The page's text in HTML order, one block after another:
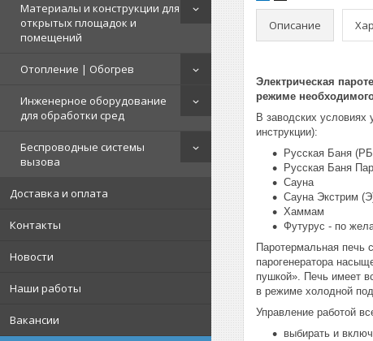
Материалы и конструкции для
открытых площадок и
помещений
Отопление | Обогрев
Инженерное оборудование
для обработки сред
Беспроводные системы
вызова
Доставка и оплата
Контакты
Новости
Наши работы
Вакансии
Описание
Электрическая
режиме
В заводских условиях
инструкции):
Русская Баня
Русская Баня
Сауна
Сауна Экстрим
Хаммам
Футурус - по
Паротермальная печь
парогенератора
пушкой». Печь имеет
в режиме холодной
Управление работой
выбирать и